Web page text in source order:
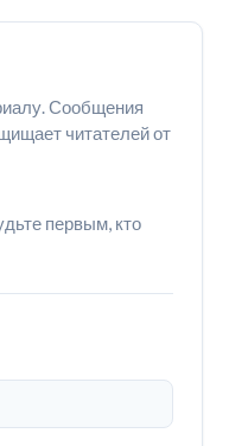
Сообщения
читателей от
первым, кто